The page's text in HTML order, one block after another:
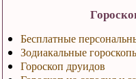
Бесплатные
Зодиакальные
Гороскоп друидов